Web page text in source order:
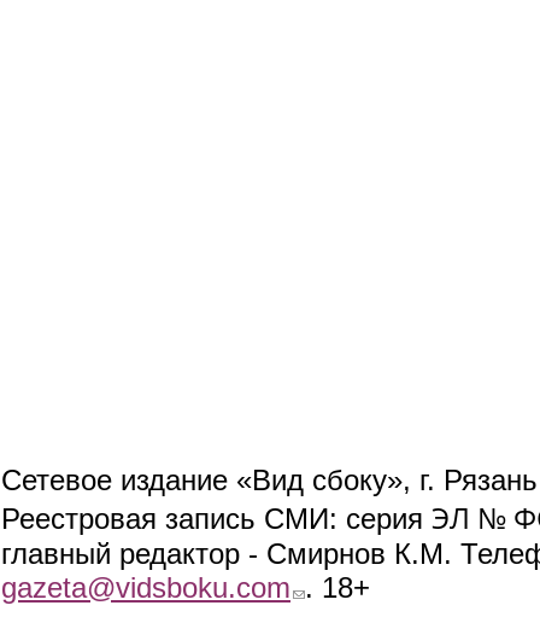
Сетевое издание «Вид сбоку», г.
Реестровая запись СМИ: серия ЭЛ №
главный редактор - Смирнов К.М.
gazeta@vidsboku.com (link sends e-mail)
. 18+